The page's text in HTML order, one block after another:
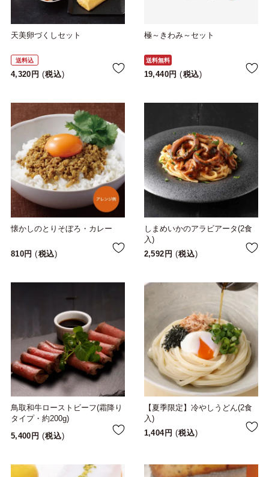
天美卵づくしセット
送料込
4,320 税込
極～きわみ～セット
送料無料
19,440 税込
懐かしのとりそぼろ・カレー
810 税込
しまめいかのアラビアータ(2食
入)
2,592
税込
鳥取和牛ローストビーフ(霜降り
タイプ・約200g)
5,400
税込
【夏季限定】冷やしうどん(2食
入)
1,404
税込